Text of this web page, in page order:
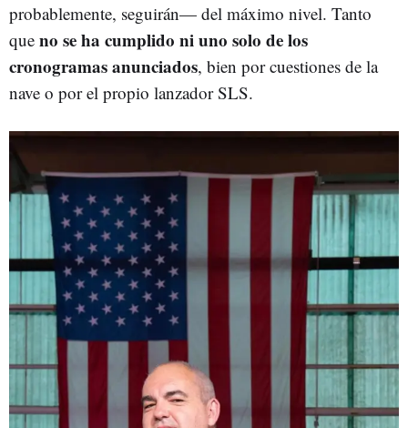
probablemente, seguirán— del máximo nivel. Tanto
que no se ha cumplido ni uno solo de los
cronogramas anunciados, bien por cuestiones de la
nave o por el propio lanzador SLS.